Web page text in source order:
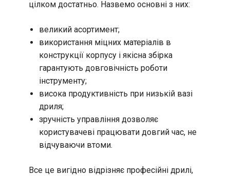
цілком достатньо. Назвемо основні з них:
великий асортимент;
використання міцних матеріалів в
конструкції корпусу і якісна збірка
гарантують довговічність роботи
інструменту;
висока продуктивність при низькій вазі
дриля;
зручність управління дозволяє
користувачеві працювати довгий час, не
відчуваючи втоми.
Все це вигідно відрізняє професійні дрилі,